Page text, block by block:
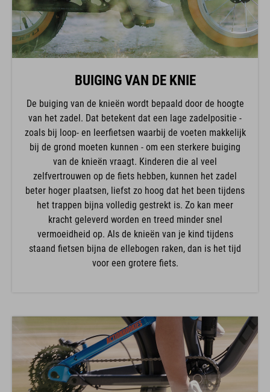
BUIGING VAN DE KNIE
De buiging van de knieën wordt bepaald door de hoogte
van het zadel. Dat betekent dat een lage zadelpositie -
zoals bij loop- en leerfietsen waarbij de voeten makkelijk
bij de grond moeten kunnen - om een sterkere buiging
van de knieën vraagt. Kinderen die al veel
zelfvertrouwen op de fiets hebben, kunnen het zadel
beter hoger plaatsen, liefst zo hoog dat het been tijdens
het trappen bijna volledig gestrekt is. Zo kan meer
kracht geleverd worden en treed minder snel
vermoeidheid op. Als de knieën van je kind tijdens
staand fietsen bijna de ellebogen raken, dan is het tijd
voor een grotere fiets.